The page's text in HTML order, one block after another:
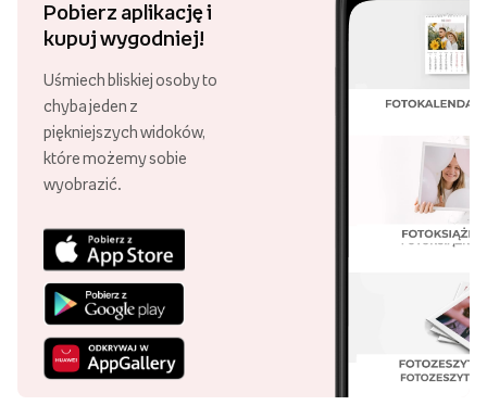
Pobierz aplikację i
kupuj wygodniej!
Uśmiech bliskiej osoby to
chyba jeden z
piękniejszych widoków,
które możemy sobie
wyobrazić.